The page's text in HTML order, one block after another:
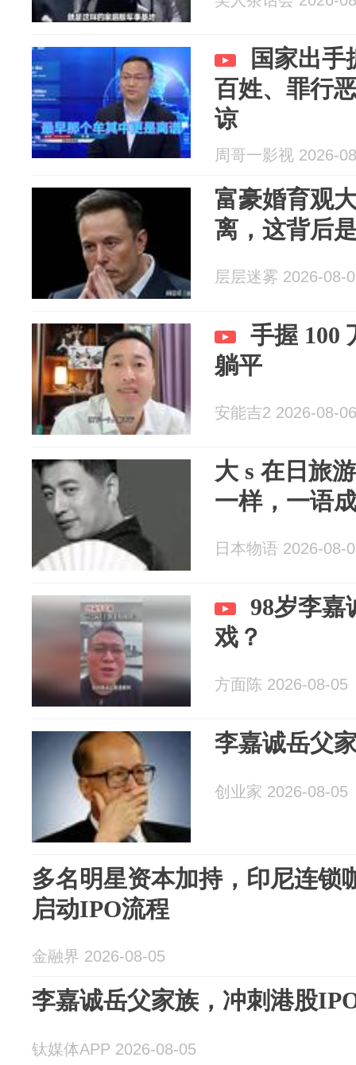
国家出手
百姓、罪行
谅
周哥一影视 2026-
富豪婚育观
离，这背后
层层迷雾 2026-08-
手握 100
躺平
安能吉2 2026-08-06
大 s 在日旅
一样，一语
日本物语 2026-08-
98岁李嘉
戏？
方面陈 2026-08-05
李嘉诚岳父
创业家 2026-08-05
多名明星资本加持，印尼连锁
启动IPO流程
金融界 2026-08-05
李嘉诚岳父家族，冲刺港股
钛媒体APP 2026-08-05